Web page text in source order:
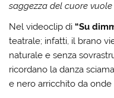
saggezza del cuore vuole
Nel videoclip di“Su
teatrale; infatti, il brano
naturale e senza
ricordano la danza
e nero arricchito da